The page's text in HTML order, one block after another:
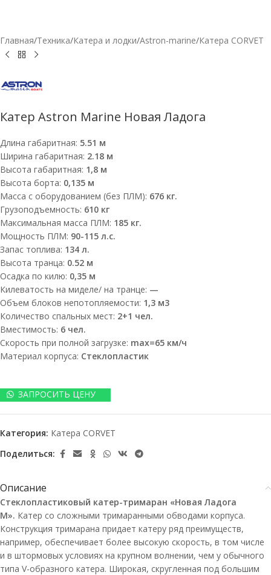
Главная/Техника/Катера и лодки/Astron-marine/Катера CORVET
Катер Astron Marine Новая Ладога
Длина габаритная: 5.51 м
Ширина габаритная: 2.18 м
Высота габаритная: 1,8 м
Высота борта: 0,135 м
Масса с оборудованием (без ПЛМ): 676 кг.
Грузоподъемность: 610 кг
Максимальная масса ПЛМ: 185 кг.
Мощность ПЛМ: 90-115 л.с.
Запас топлива: 134 л.
Высота транца: 0.52 м
Осадка по килю: 0,35 м
Килеватость на миделе/ на транце: —
Объем блоков непотопляемости: 1,3 м3
Количество спальных мест: 2+1 чел.
Вместимость: 6 чел.
Скорость при полной загрузке: max=65 км/ч
Материал корпуса: Стеклопластик
ЗАПРОСИТЬ ЦЕНУ
Категория: Катера CORVET
Поделиться:
Описание
Стеклопластиковый катер-тримаран «Новая Ладога
М». Катер со сложными тримаранными обводами корпуса.
Конструкция тримарана придает катеру ряд преимуществ,
например, обеспечивает более высокую скорость, в том числе
и в штормовых условиях на крупном волнении, чем у обычного
типа V-образного катера. Широкая, скругленная под большим